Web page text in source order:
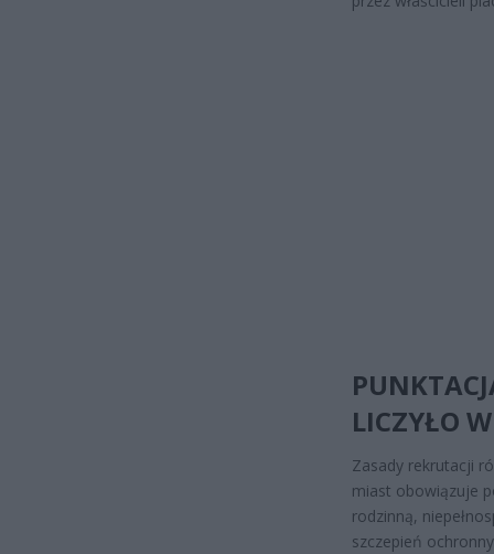
LICZYŁO
Zasady rekrutacji
miast obowiązuje
rodzinną,
szczepień